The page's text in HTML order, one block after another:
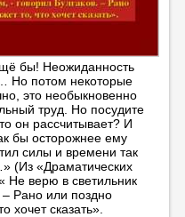
бы! Неожиданность
Но потом некоторые
это необыкновенно
труд. Но посудите
он рассчитывает? И
бы осторожнее ему
силы и времени так
(Из «Драматических
Не верю в светильник
– Рано или поздно
хочет сказать».